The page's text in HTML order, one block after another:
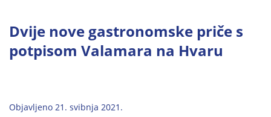
Dvije nove gastronomske priče s
potpisom Valamara na Hvaru
Objavljeno 21. svibnja 2021.